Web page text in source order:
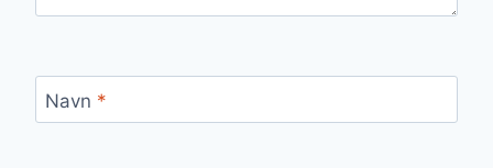
Navn *